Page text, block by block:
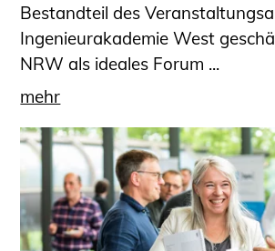
Bestandteil des
Ingenieurakademie West
NRW als ideales Forum ...
mehr